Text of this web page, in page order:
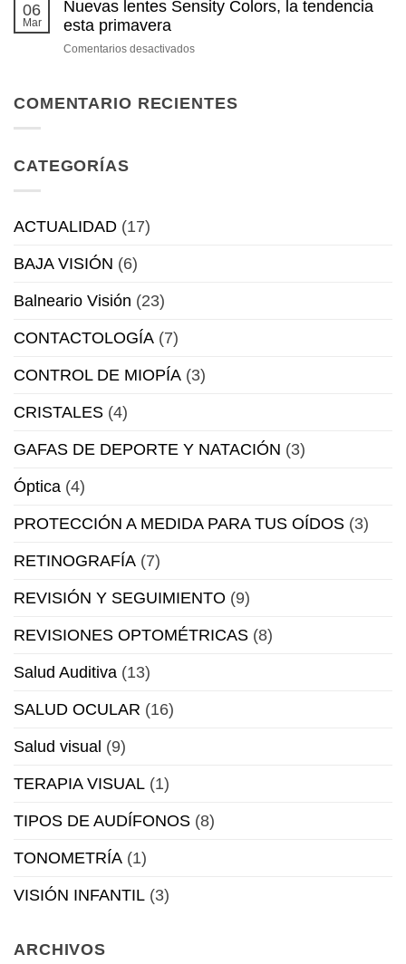
tratamientos
invasivos.
06
Mar
Nuevas lentes Sensity Colors, la tendencia
esta primavera
Comentarios desactivadosen
Sensity
COMENTARIO RECIENTES
CATEGORÍAS
ACTUALIDAD (17)
BAJA VISIÓN (6)
Balneario Visión (23)
CONTACTOLOGÍA (7)
CONTROL DE MIOPÍA (3)
CRISTALES (4)
GAFAS DE DEPORTE Y NATACIÓN (3)
Óptica (4)
PROTECCIÓN A MEDIDA PARA TUS OÍDOS (3)
RETINOGRAFÍA (7)
REVISIÓN Y SEGUIMIENTO (9)
REVISIONES OPTOMÉTRICAS (8)
Salud Auditiva (13)
SALUD OCULAR (16)
Salud visual (9)
TERAPIA VISUAL (1)
TIPOS DE AUDÍFONOS (8)
TONOMETRÍA (1)
VISIÓN INFANTIL (3)
ARCHIVOS